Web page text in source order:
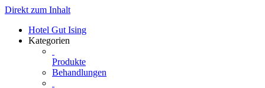
Direkt zum Inhalt
Hotel Gut Ising
Kategorien
Produkte
Behandlungen